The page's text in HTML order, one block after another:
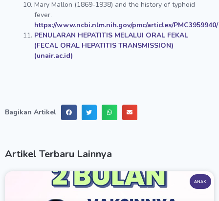
Mary Mallon (1869-1938) and the history of typhoid
fever.
https://www.ncbi.nlm.nih.gov/pmc/articles/PMC3959940/
PENULARAN HEPATITIS MELALUI ORAL FEKAL
(FECAL ORAL HEPATITIS TRANSMISSION)
(unair.ac.id)
Bagikan Artikel
Artikel Terbaru Lainnya
ANAK